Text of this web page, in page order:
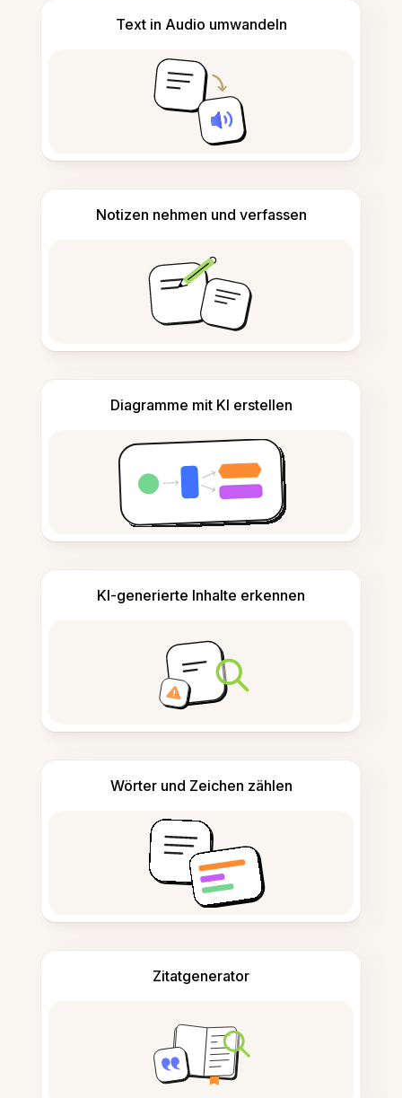
Text in Audio umwandeln
Notizen nehmen und verfassen
Diagramme mit KI erstellen
KI-generierte Inhalte erkennen
Wörter und Zeichen zählen
Zitatgenerator